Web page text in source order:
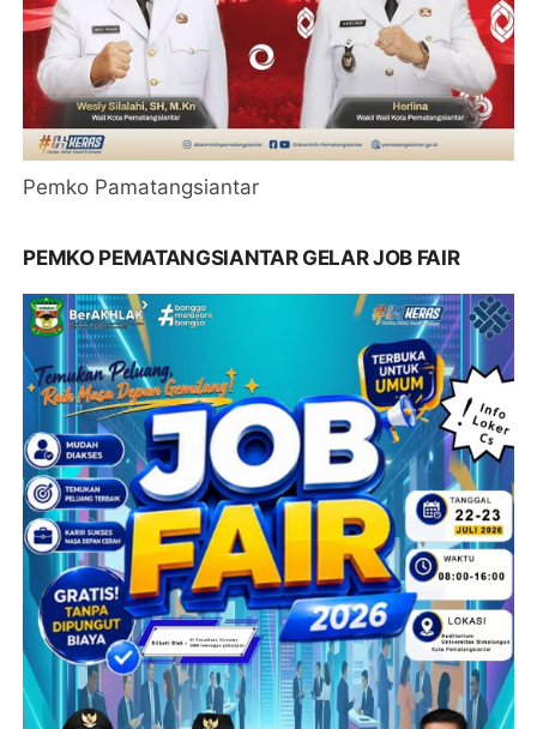
Pemko Pamatangsiantar
PEMKO PEMATANGSIANTAR GELAR JOB FAIR